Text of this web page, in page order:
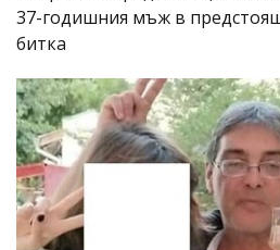
37-годишния мъж в
битка